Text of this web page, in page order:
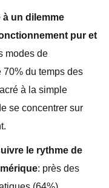
un dilemme
pur et
modes de
70% du temps des
à la simple
se concentrer sur
le rythme de
: près des